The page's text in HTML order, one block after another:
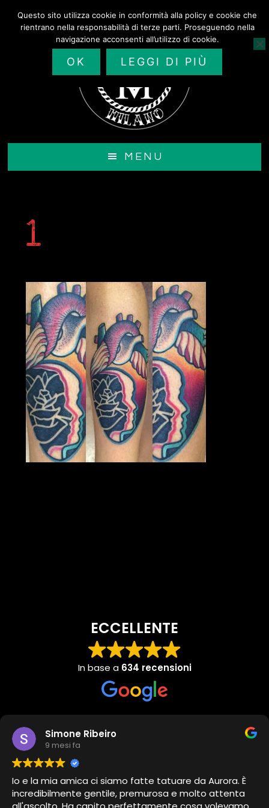
MENU
1
ECCELLENTE
In base a 634 recensioni
Simone Ribeiro
9 mesi fa
Io e la mia amica ci siamo fatte tatuare da Aurora. È
incredibilmente gentile, premurosa e molto attenta
Questo sito utilizza cookie in conformità alla policy e cookie che
rientrano nella responsabilità di terze parti. Proseguendo nella
navigazione acconsenti all’utilizzo di cookie.
OK LEGGI DI PIÙ